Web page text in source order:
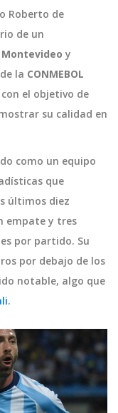
Roberto de
de un
y
la CONMEBOL
el objetivo de
su calidad en
como un equipo
que
últimos diez
empate y tres
por partido. Su
por debajo de los
notable, algo que
.